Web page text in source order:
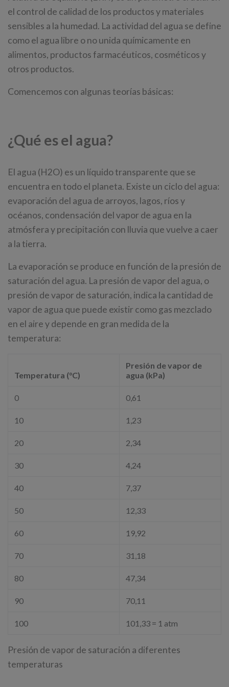
el control de calidad de los productos y materiales
sensibles a la humedad. La actividad del agua se define
como el agua libre o no unida químicamente en
alimentos, productos farmacéuticos, cosméticos y
otros productos.
Comencemos con algunas teorías básicas:
¿Qué es el agua?
El agua (H2O) es un líquido transparente que se
encuentra en todo el planeta. Existe un ciclo del agua:
evaporación del agua de arroyos, lagos, ríos y
océanos, condensación del vapor de agua en la
atmósfera y precipitación con lluvia que vuelve a caer
a la tierra.
La evaporación se produce en función de la presión de
saturación del agua. La presión de vapor del agua, o
presión de vapor de saturación, indica la cantidad de
vapor de agua que puede existir como gas mezclado
en el aire y depende en gran medida de la
temperatura:
Temperatura (°C)
Presión de vapor de
agua (kPa)
0 0,61
10 1,23
20 2,34
30 4,24
40 7,37
50 12,33
60 19,92
70 31,18
80 47,34
90 70,11
100 101,33 = 1 atm
Presión de vapor de saturación a diferentes
temperaturas